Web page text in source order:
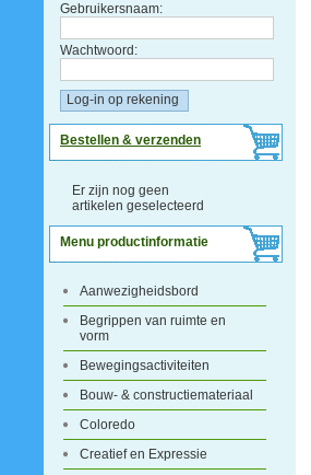
Gebruikersnaam:
Wachtwoord:
Bestellen & verzenden
Er zijn nog geen
artikelen geselecteerd
Menu productinformatie
Aanwezigheidsbord
Begrippen van ruimte en
vorm
Bewegingsactiviteiten
Bouw- & constructiemateriaal
Coloredo
Creatief en Expressie